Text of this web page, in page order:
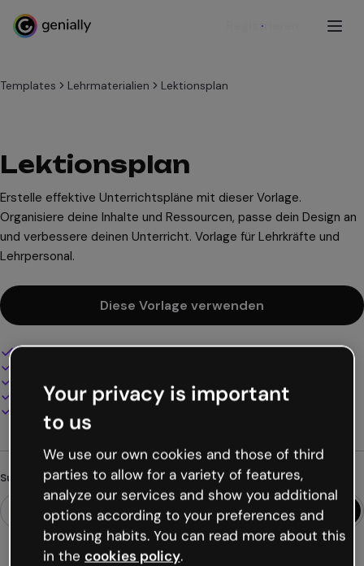
Registrieren
Templates Lehrmaterialien Lektionsplan
Lektionsplan
Erstelle effektive Unterrichtspläne mit dieser Vorlage.
Organisiere deine Inhalte und Ressourcen, passe dein Design an
und verbessere deinen Unterricht. Vorlage für Lehrkräfte und
Lehrpersonal.
Diese Vorlage verwenden
Interaktives und animiertes Design
Online präsentieren, teilen oder veröffentlichen
Als PDF, MP4 und andere Formate herunterladen
Suchst du etwas anderes?
Your privacy is important
to us
We use our own cookies and those of third
parties to allow for a variety of features,
analyze our services and show you additional
options according to your preferences and
browsing habits. You can read more about this
in the cookies policy.